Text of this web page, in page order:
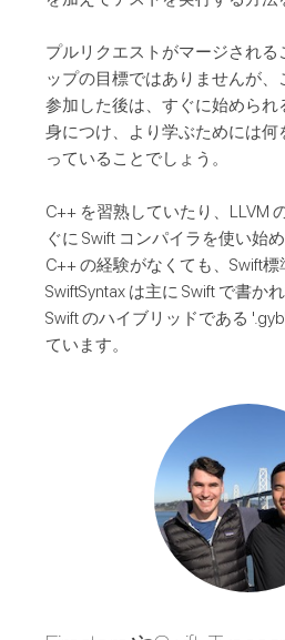
プルリクエストがマージされる
ップの目標ではありませんが
参加した後は、すぐに始められ
身につけ、より学ぶためには
っていることでしょう。
C++ を習熟していたり、LLVM
ぐに Swift コンパイラを使い始
C++ の経験がなくても、Swift
SwiftSyntax は主に Swift で書か
Swift のハイブリッドである
ています。